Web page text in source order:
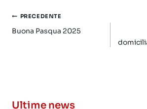
Navigazione
articoli
PRECEDENTE
Buona Pasqua 2025
Ultime news